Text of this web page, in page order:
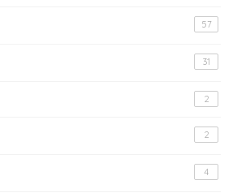
57
31
2
2
4